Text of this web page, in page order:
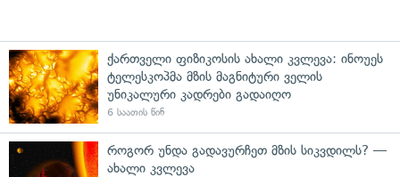
ქართველი ფიზიკოსის ახალი კვლევა: ინოუეს
ტელესკოპმა მზის მაგნიტური ველის
უნიკალური კადრები გადაიღო
6 საათის წინ
როგორ უნდა გადავურჩეთ მზის სიკვდილს? —
ახალი კვლევა